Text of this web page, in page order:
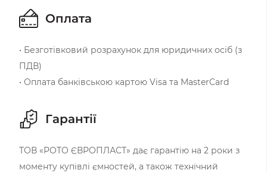
Оплата
• Безготівковий розрахунок для юридичних осіб (з
ПДВ)
• Оплата банківською картою Visa та MasterCard
Гарантії
ТОВ «РОТО ЄВРОПЛАСТ» дає гарантію на 2 роки з
моменту купівлі ємностей, а також технічний